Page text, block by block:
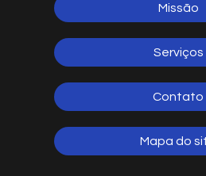
Missão
Serviços
Contato
Mapa do